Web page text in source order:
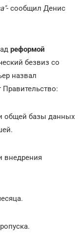
- сообщил Денис
реформой
безвиз со
назвал
общей базы данных
внедрения